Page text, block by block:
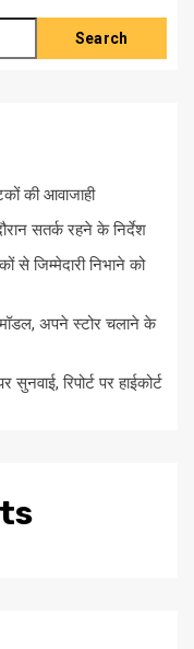
Search
की आवाजाही
सतर्क रहने के निर्देश
से जिम्मेदारी निभाने को
अपने स्टोर चलाने के
सुनवाई, रिपोर्ट पर हाईकोर्ट